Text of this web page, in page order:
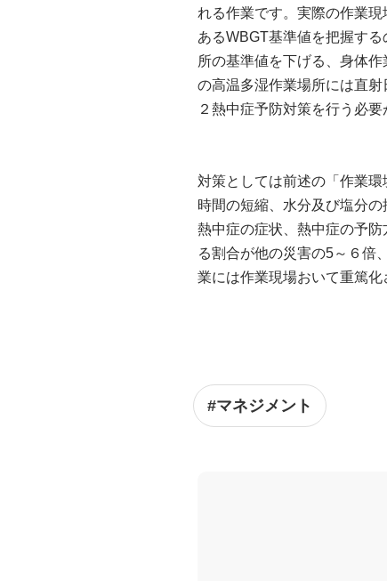
れる作業です。実際の作業
あるWBGT基準値を把握す
所の基準値を下げる、身体
の高温多湿作業場所には直
２熱中症予防対策を行う必要
対策としては前述の「作業
時間の短縮、水分及び塩分
熱中症の症状、熱中症の予
る割合が他の災害の5～６倍
業には作業現場おいて重篤化
#マネジメント